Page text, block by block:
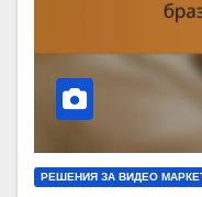
РЕШЕНИЯ ЗА ВИДЕО